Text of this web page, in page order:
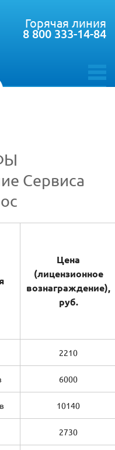
toggle
Горячая линия
8 800 333-14-84
Сервиса
Цена
(лицензионное
вознаграждение),
руб.
2210
6000
10140
2730